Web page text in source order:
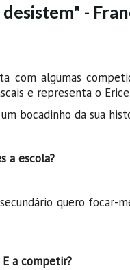
-
com algumas
e representa o
bocadinho da sua
a escola?
quero focar-
a competir?